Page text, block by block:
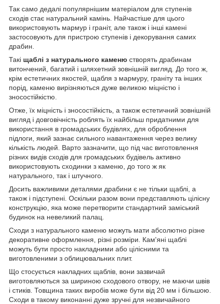
Так само дедалі популярнішим матеріалом для ступенів
сходів стає натуральний камінь. Найчастіше для цього
використовують мармур і граніт, але також і інші камені
застосовують для пристрою ступенів і декорування самих
драбин.
Такі щаблі з натурального каменю створять драбинам
витончений, багатий і шляхетний зовнішній вигляд. До того ж,
крім естетичних якостей, щабля з мармуру, граніту та інших
порід, каменю вирізняються дуже великою міцністю і
зносостійкістю.
Отже, їх міцність і зносостійкість, а також естетичний зовнішній
вигляд і довговічність роблять їх найбільш придатними для
використання в громадських будівлях, для оброблення
підлоги, який зазнає сильного навантаження через велику
кількість людей. Варто зазначити, що під час виготовлення
різних видів сходів для громадських будівель активно
використовують сходинки з каменю, до того ж як
натурального, так і штучного.
Досить важливими деталями драбини є не тільки щаблі, а
також і підступені. Оскільки разом вони представляють цілісну
конструкцію, яка може перетворити стандартний заміський
будинок на невеликий палац.
Сходи з натурального каменю можуть мати абсолютно різне
декоративне оформлення, різні розміри. Кам'яні щаблі
можуть бути просто накладними або цілісними та
виготовленими з облицювальних плит.
Що стосується накладних щаблів, вони зазвичай
виготовляються за шириною сходового отвору, не маючи швів
і стиків. Товщина таких виробів може бути від 20 мм і більшою.
Сходи в такому виконанні дуже зручні для незвичайного